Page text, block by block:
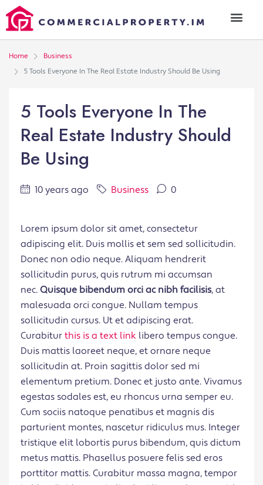
Home
Business
5 Tools Everyone In The Real Estate Industry Should Be Using
5 Tools Everyone In The
Real Estate Industry Should
Be Using
10 years ago Business 0
Lorem ipsum dolor sit amet, consectetur
adipiscing elit. Duis mollis et sem sed sollicitudin.
Donec non odio neque. Aliquam hendrerit
sollicitudin purus, quis rutrum mi accumsan
nec. Quisque bibendum orci ac nibh facilisis, at
malesuada orci congue. Nullam tempus
sollicitudin cursus. Ut et adipiscing erat.
Curabitur this is a text link libero tempus congue.
Duis mattis laoreet neque, et ornare neque
sollicitudin at. Proin sagittis dolor sed mi
elementum pretium. Donec et justo ante. Vivamus
egestas sodales est, eu rhoncus urna semper eu.
Cum sociis natoque penatibus et magnis dis
parturient montes, nascetur ridiculus mus. Integer
tristique elit lobortis purus bibendum, quis dictum
metus mattis. Phasellus posuere felis sed eros
porttitor mattis. Curabitur massa magna, tempor